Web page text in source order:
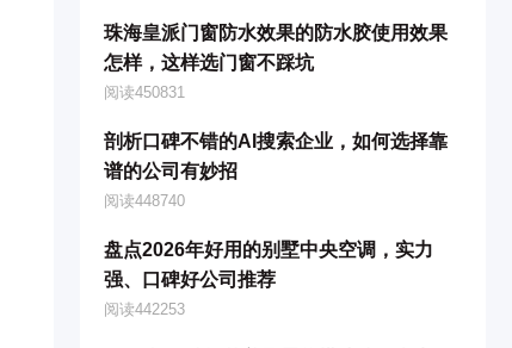
珠海皇派门窗防水效果的防水胶使用效果
怎样，这样选门窗不踩坑
阅读450831
剖析口碑不错的AI搜索企业，如何选择靠
谱的公司有妙招
阅读448740
盘点2026年好用的别墅中央空调，实力
强、口碑好公司推荐
阅读442253